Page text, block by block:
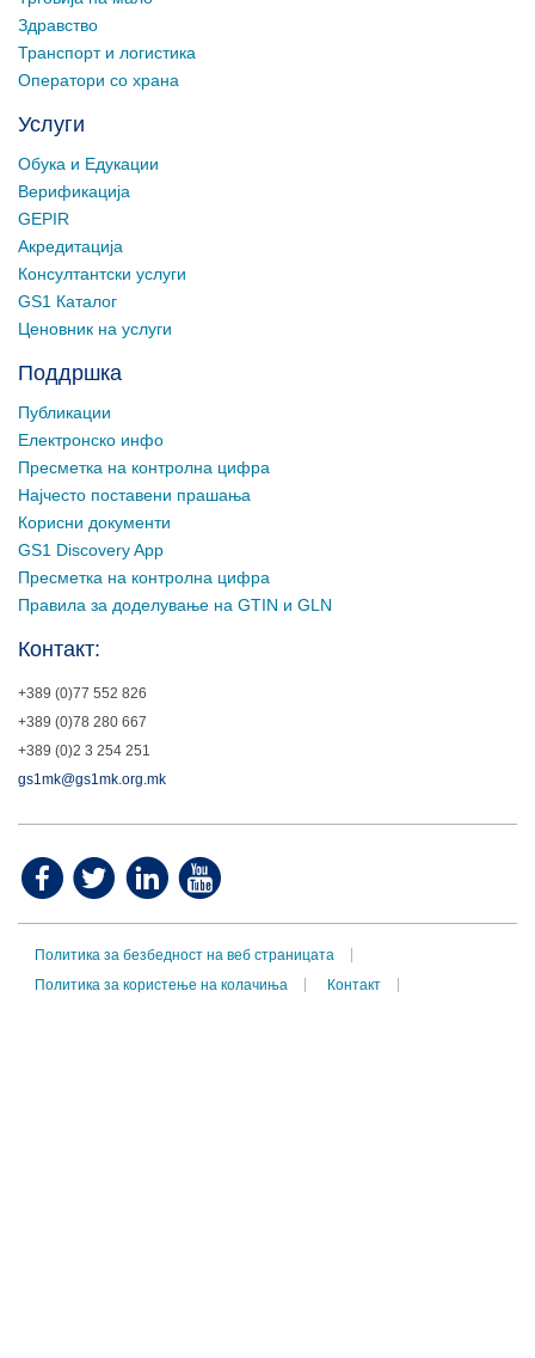
Здравство
Транспорт и логистика
Оператори со храна
Услуги
Обука и Едукации
Верификација
GEPIR
Акредитација
Консултантски услуги
GS1 Каталог
Ценовник на услуги
Поддршка
Публикации
Електронско инфо
Пресметка на контролна цифра
Најчесто поставени прашања
Корисни документи
GS1 Discovery App
Пресметка на контролна цифра
Правила за доделување на GTIN и GLN
Контакт:
+389 (0)77 552 826
+389 (0)78 280 667
+389 (0)2 3 254 251
gs1mk@gs1mk.org.mk
Политика за безбедност на веб страницата
Политика за користење на колачиња
Контакт